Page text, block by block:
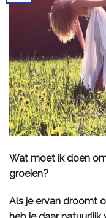
Wat moet ik doen
groeien?
Als je ervan droomt